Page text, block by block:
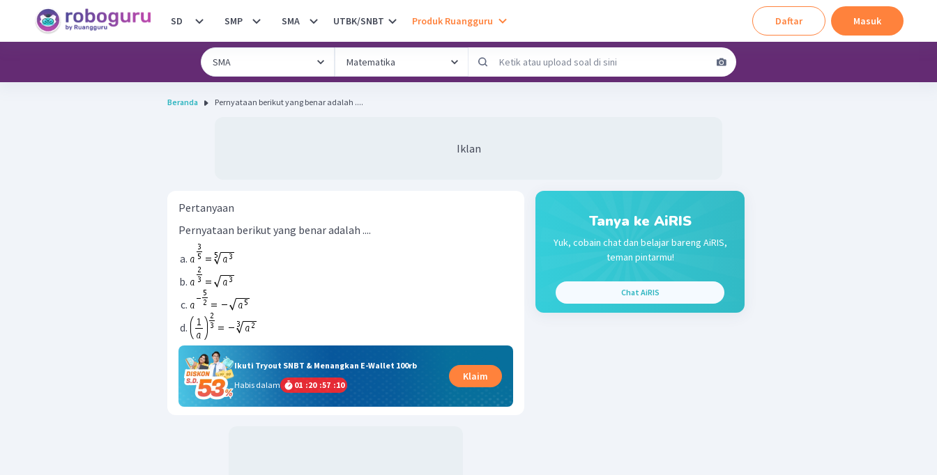
SD SMP SMA UTBK/SNBT Produk Ruangguru Daftar Masuk
Beranda Pernyataan berikut yang benar adalah ....
Iklan
Pertanyaan
Pernyataan berikut yang benar adalah ....
Ikuti Tryout SNBT & Menangkan E-Wallet 100rb
Habis dalam
01 :20 :57 :09
Klaim
Tanya ke AiRIS
Yuk, cobain chat dan belajar bareng AiRIS,
teman pintarmu!
Chat AiRIS